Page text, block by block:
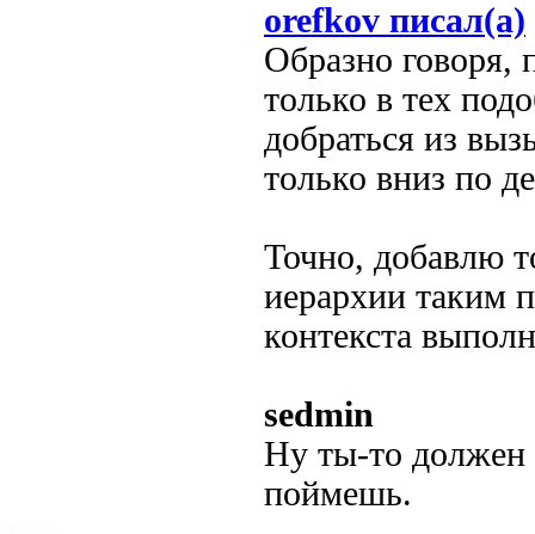
orefkov писал(а)
Образно говоря,
только в тех
добраться из
только вниз по
Точно, добавлю
иерархии таким
контекста
sedmin
Ну ты-то должен
поймешь.